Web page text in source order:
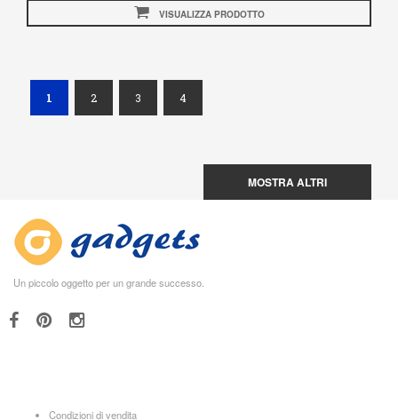
VISUALIZZA PRODOTTO
1 (current)
2 3 4
MOSTRA ALTRI
Un piccolo oggetto per un grande successo.
Condizioni di vendita